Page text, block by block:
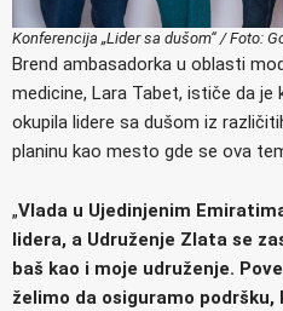
Konferencija „Lider sa dušom“ / Foto:
Brend ambasadorka u oblasti
medicine, Lara Tabet, ističe da
okupila lidere sa dušom iz
planinu kao mesto gde se ova
„Vlada u Ujedinjenim
lidera, a Udruženje Zlata se
baš kao i moje udruženje.
želimo da osiguramo